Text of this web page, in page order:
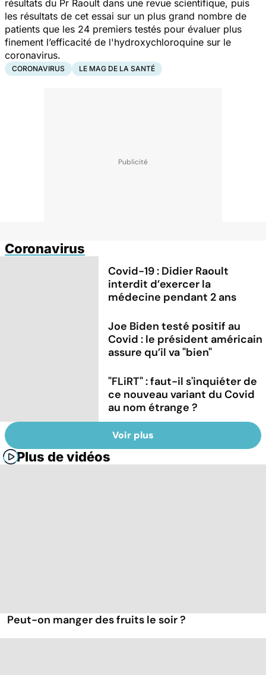
résultats du Pr Raoult dans une revue scientifique, puis
les résultats de cet essai sur un plus grand nombre de
patients que les 24 premiers testés pour évaluer plus
finement l’efficacité de l'hydroxychloroquine sur le
coronavirus.
CORONAVIRUS LE MAG DE LA SANTÉ
Coronavirus
Covid-19 : Didier Raoult
interdit d’exercer la
médecine pendant 2 ans
Joe Biden testé positif au
Covid : le président américain
assure qu’il va "bien"
"FLiRT" : faut-il s'inquiéter de
ce nouveau variant du Covid
au nom étrange ?
Voir plus
Plus de vidéos
Peut-on manger des fruits le soir ?